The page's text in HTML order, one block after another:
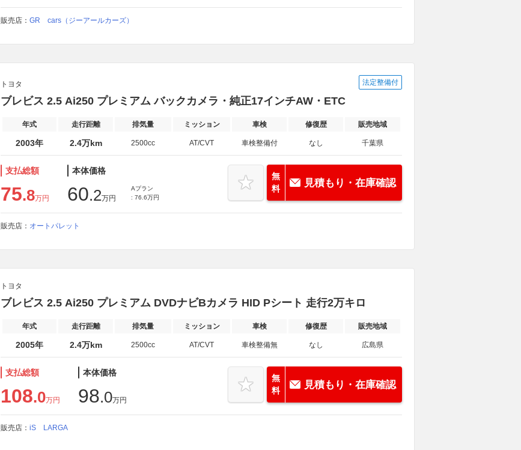
販売店： GR cars（ジーアールカーズ）
トヨタ 法定整備付
ブレビス 2.5 Ai250 プレミアム バックカメラ・純正17インチAW・ETC
年式 走行距離 排気量 ミッション 車検 修復歴 販売地域
2003年 2.4万km 2500cc AT/CVT 車検整備付 なし 千葉県
支払総額
75.8万円
本体価格
60.2万円
Aプラン
: 76.6万円
無
料
見積もり・在庫確認
販売店： オートパレット
トヨタ
ブレビス 2.5 Ai250 プレミアム DVDナビBカメラ HID Pシート 走行2万キロ
年式 走行距離 排気量 ミッション 車検 修復歴 販売地域
2005年 2.4万km 2500cc AT/CVT 車検整備無 なし 広島県
支払総額
108.0万円
本体価格
98.0万円
無
料
見積もり・在庫確認
販売店： iS LARGA